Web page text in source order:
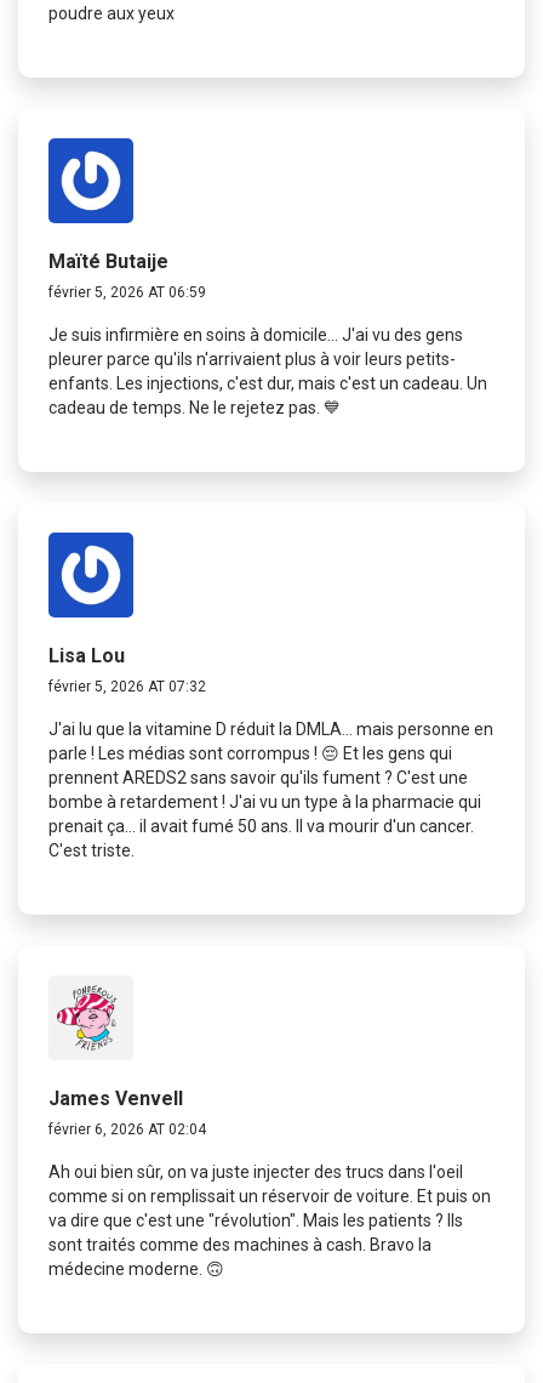
poudre aux yeux
Maïté Butaije
février 5, 2026 AT 06:59
Je suis infirmière en soins à domicile... J'ai vu des gens
pleurer parce qu'ils n'arrivaient plus à voir leurs petits-
enfants. Les injections, c'est dur, mais c'est un cadeau. Un
cadeau de temps. Ne le rejetez pas. 💙
Lisa Lou
février 5, 2026 AT 07:32
J'ai lu que la vitamine D réduit la DMLA... mais personne en
parle ! Les médias sont corrompus ! 😔 Et les gens qui
prennent AREDS2 sans savoir qu'ils fument ? C'est une
bombe à retardement ! J'ai vu un type à la pharmacie qui
prenait ça... il avait fumé 50 ans. Il va mourir d'un cancer.
C'est triste.
James Venvell
février 6, 2026 AT 02:04
Ah oui bien sûr, on va juste injecter des trucs dans l'oeil
comme si on remplissait un réservoir de voiture. Et puis on
va dire que c'est une "révolution". Mais les patients ? Ils
sont traités comme des machines à cash. Bravo la
médecine moderne. 🙃